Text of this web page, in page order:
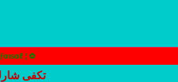
✿ ¦ ƒαιѕαℓ . . ♣.
تكفى